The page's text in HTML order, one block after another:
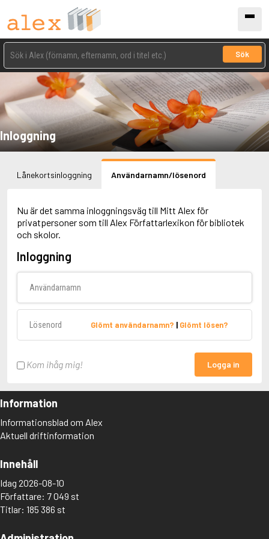
Sök
Inloggning
Lånekortsinloggning Användarnamn/lösenord
Nu är det samma inloggningsväg till Mitt Alex för
privatpersoner som till Alex Författarlexikon för bibliotek
och skolor.
Inloggning
Glömt användarnamn? | Glömt lösen?
Kom ihåg mig! Logga in
Information
Informationsblad om Alex
Aktuell driftinformation
Innehåll
Idag 2026-08-10
Författare: 7 049 st
Titlar: 185 386 st